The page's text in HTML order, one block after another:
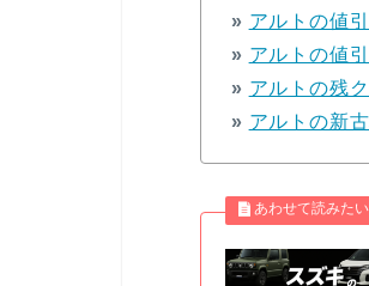
» アルトの値
» アルトの値
» アルトの残
» アルトの新